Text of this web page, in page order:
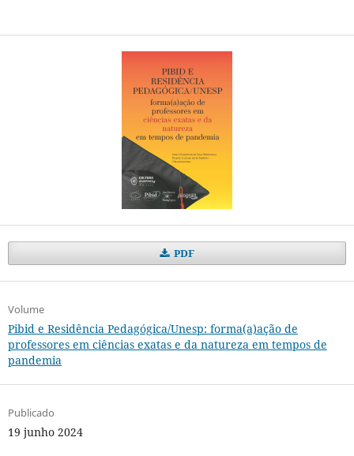
PDF
Volume
Pibid e Residência Pedagógica/Unesp: forma(a)ação de
professores em ciências exatas e da natureza em tempos de
pandemia
Publicado
19 junho 2024